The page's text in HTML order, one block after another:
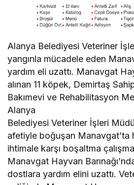
Alanya Belediyesi Veteriner
yangınla mücadele eden
yardım eli uzattı. Manavgat
alınan 11 köpek, Demirtaş
Bakımevi ve Rehabilitasyon
Alanya
Belediyesi Veteriner İşleri
afetiyle boğuşan Manavgat’ta
ihtimale karşı boşaltma
Manavgat Hayvan
dostlara yardım elini uzattı.